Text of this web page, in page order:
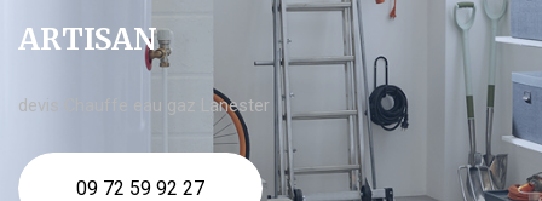
ARTISAN
devis Chauffe eau gaz Lanester
09 72 59 92 27